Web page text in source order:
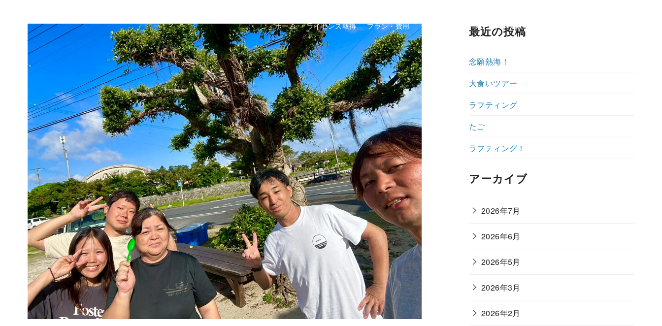
ホーム ライセンス取得 プラン・費用 ショップ紹介 ダイビング体験ブログ
最近の投稿
念願熱海！
大食いツアー
ラフティング
たご
ラフティング！
アーカイブ
2026年7月
2026年6月
2026年5月
2026年3月
2026年2月